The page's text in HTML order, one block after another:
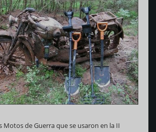
Motos de Guerra que se usaron en la II